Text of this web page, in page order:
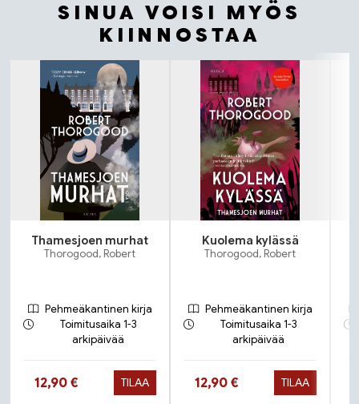
SINUA VOISI MYÖS
KIINNOSTAA
Tuoteluettelon alku
Thamesjoen murhat
Thorogood, Robert
Pehmeäkantinen kirja
Toimitusaika 1-3
arkipäivää
Hinta nyt
12,90 € TILAA
Kuolema kylässä
Thorogood, Robert
Pehmeäkantinen kirja
Toimitusaika 1-3
arkipäivää
Hinta nyt
12,90 € TILAA